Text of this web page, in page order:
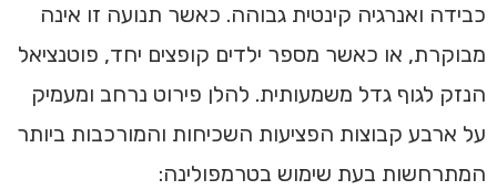
כבידה ואנרגיה קינטית גבוהה. כאשר תנועה זו אינה
מבוקרת, או כאשר מספר ילדים קופצים יחד, פוטנציאל
הנזק לגוף גדל משמעותית. להלן פירוט נרחב ומעמיק
על ארבע קבוצות הפציעות השכיחות והמורכבות ביותר
המתרחשות בעת שימוש בטרמפולינה: